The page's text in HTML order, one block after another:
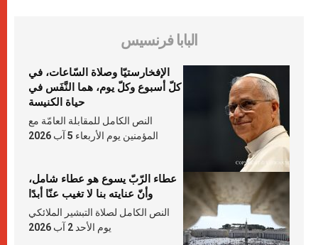
البابا فرنسيس
الإفخارستيّا وصلاة السّاعات، في
كلّ أسبوع وكلّ يوم، هما النَّفَس في
حياة الكنيسة
النص الكامل للمقابلة العامّة مع
المؤمنين يوم الأربعاء 5 آب 2026
عطاء الرّبّ يسوع هو عطاء شامل،
وأنّ عنايته بنا لا تغيب عنّا أبدًا
النص الكامل لصلاة التبشير الملائكي
يوم الأحد 2 آب 2026